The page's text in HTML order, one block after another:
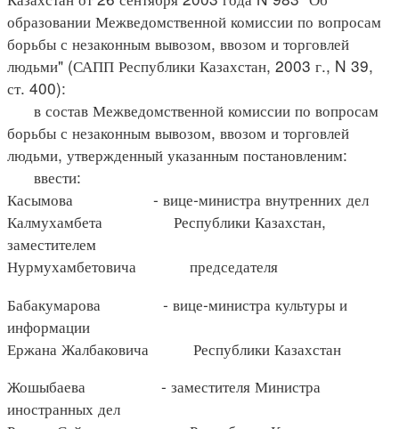
образовании Межведомственной комиссии по вопросам
борьбы с незаконным вывозом, ввозом и торговлей
людьми" (САПП Республики Казахстан, 2003 г., N 39,
ст. 400):
в состав Межведомственной комиссии по вопросам
борьбы с незаконным вывозом, ввозом и торговлей
людьми, утвержденный указанным постановленим:
ввести:
Касымова - вице-министра внутренних дел
Калмухамбета Республики Казахстан,
заместителем
Нурмухамбетовича председателя
Бабакумарова - вице-министра культуры и
информации
Ержана Жалбаковича Республики Казахстан
Жошыбаева - заместителя Министра
иностранных дел